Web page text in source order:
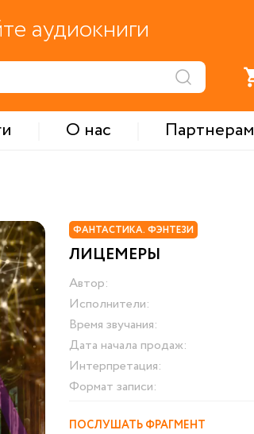
аудиокниги
О нас
Партнерам
ФАНТАСТИКА. ФЭНТЕЗИ
ЛИЦЕМЕРЫ
Автор:
Исполнители:
Время звучания:
Дата начала продаж:
Интерпретация:
Формат записи:
ПОСЛУШАТЬ ФРАГМЕНТ